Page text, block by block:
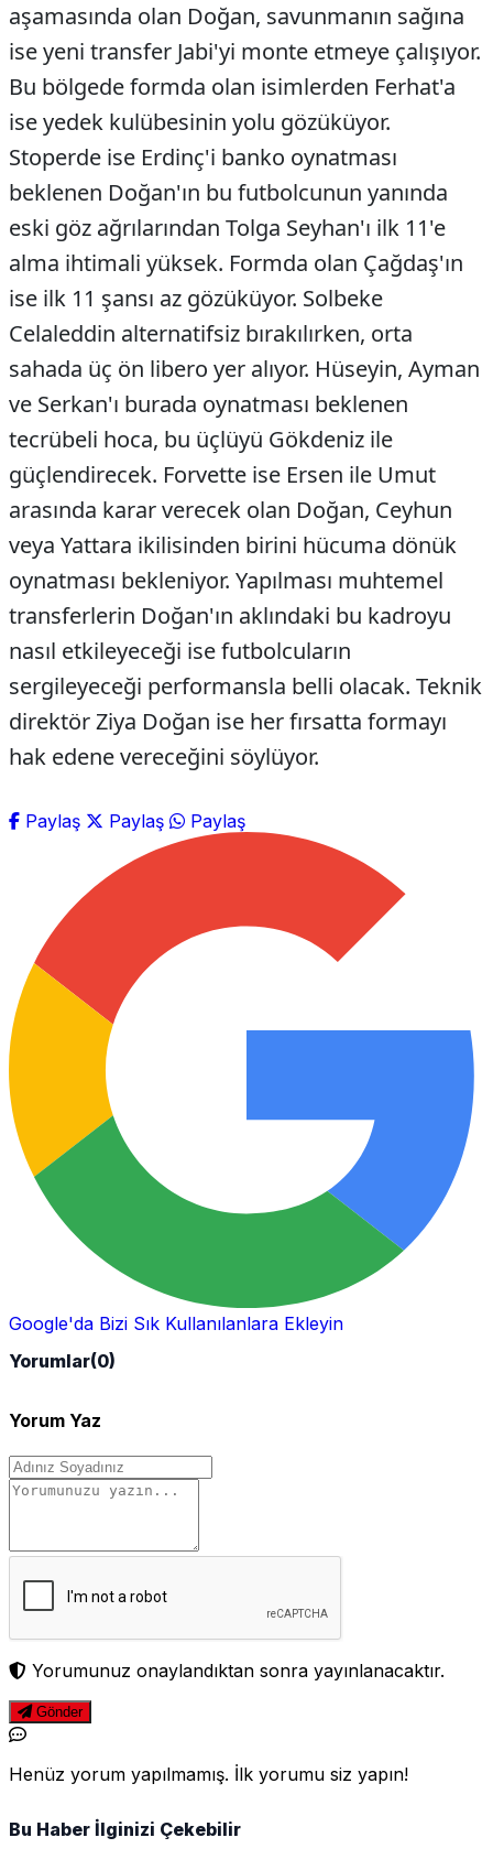
aşamasında olan Doğan, savunmanın sağına
ise yeni transfer Jabi'yi monte etmeye çalışıyor.
Bu bölgede formda olan isimlerden Ferhat'a
ise yedek kulübesinin yolu gözüküyor.
Stoperde ise Erdinç'i banko oynatması
beklenen Doğan'ın bu futbolcunun yanında
eski göz ağrılarından Tolga Seyhan'ı ilk 11'e
alma ihtimali yüksek. Formda olan Çağdaş'ın
ise ilk 11 şansı az gözüküyor. Solbeke
Celaleddin alternatifsiz bırakılırken, orta
sahada üç ön libero yer alıyor. Hüseyin, Ayman
ve Serkan'ı burada oynatması beklenen
tecrübeli hoca, bu üçlüyü Gökdeniz ile
güçlendirecek. Forvette ise Ersen ile Umut
arasında karar verecek olan Doğan, Ceyhun
veya Yattara ikilisinden birini hücuma dönük
oynatması bekleniyor. Yapılması muhtemel
transferlerin Doğan'ın aklındaki bu kadroyu
nasıl etkileyeceği ise futbolcuların
sergileyeceği performansla belli olacak. Teknik
direktör Ziya Doğan ise her fırsatta formayı
hak edene vereceğini söylüyor.
Paylaş Paylaş Paylaş
Google'da Bizi Sık Kullanılanlara Ekleyin
Yorumlar(0)
Yorum Yaz
Yorumunuz onaylandıktan sonra yayınlanacaktır.
Gönder
Henüz yorum yapılmamış. İlk yorumu siz yapın!
Bu Haber İlginizi Çekebilir